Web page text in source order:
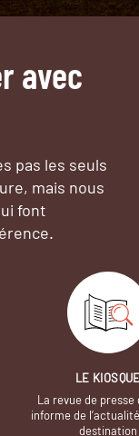
avec
pas les seuls
mais nous
font
LE
La revue de presse
informe de
destination